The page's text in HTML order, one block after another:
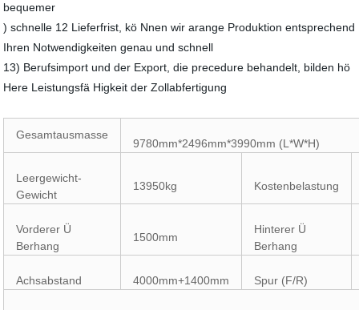
bequemer
) schnelle 12 Lieferfrist, kö Nnen wir arange Produktion entsprechend
Ihren Notwendigkeiten genau und schnell
13) Berufsimport und der Export, die precedure behandelt, bilden hö
Here Leistungsfä Higkeit der Zollabfertigung
Gesamtausmasse
9780mm*2496mm*3990mm (L*W*H)
Leergewicht-
Gewicht
13950kg Kostenbelastung
Vorderer Ü
Berhang
1500mm
Hinterer Ü
Berhang
Achsabstand 4000mm+1400mm Spur (F/R)